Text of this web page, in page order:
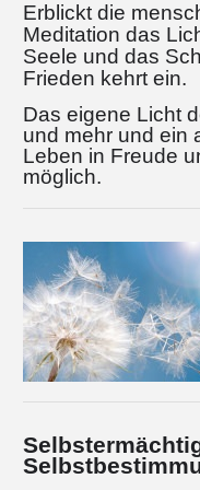
Erblickt die
Meditation das
Seele und das
Frieden kehrt ein.
Das eigene Licht
und mehr und ein
Leben in Freude
möglich.